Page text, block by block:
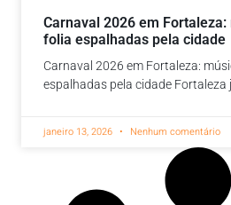
Carnaval 2026 em
folia espalhadas pela cidade
Carnaval 2026 em Fortaleza:
espalhadas pela cidade Fortaleza
janeiro 13, 2026 Nenhum comentário